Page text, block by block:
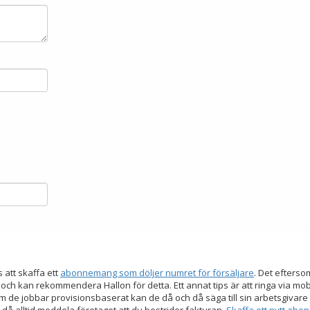
att skaffa ett abonnemang som döljer numret för försäljare. Det
kan rekommendera Hallon för detta. Ett annat tips är att ringa via
de jobbar provisionsbaserat kan de då och då säga till sin